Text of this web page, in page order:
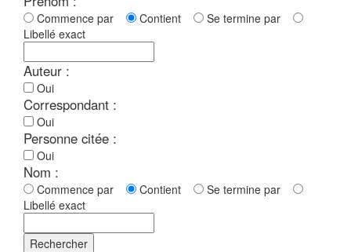
Commence par Contient
Se termine par
Libellé exact
Auteur :
Oui
Correspondant :
Oui
Personne citée :
Oui
Nom :
Commence par Contient
Se termine par
Libellé exact
Rechercher